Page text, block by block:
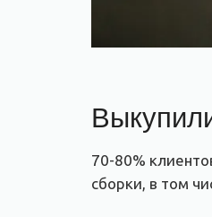
70-80%
сборки, в том